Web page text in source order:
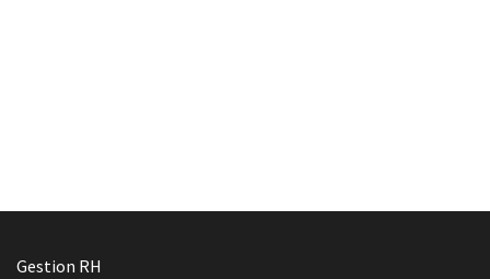
Gestion RH